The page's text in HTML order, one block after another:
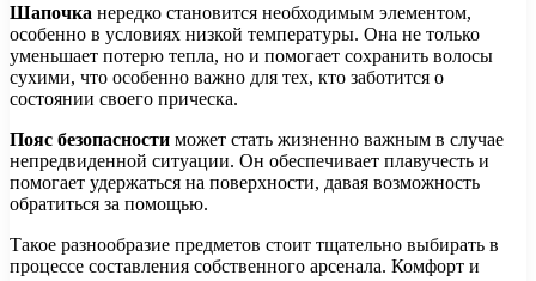
Шапочка нередко становится необходимым элементом,
особенно в условиях низкой температуры. Она не только
уменьшает потерю тепла, но и помогает сохранить волосы
сухими, что особенно важно для тех, кто заботится о
состоянии своего прическа.
Пояс безопасности может стать жизненно важным в случае
непредвиденной ситуации. Он обеспечивает плавучесть и
помогает удержаться на поверхности, давая возможность
обратиться за помощью.
Такое разнообразие предметов стоит тщательно выбирать в
процессе составления собственного арсенала. Комфорт и